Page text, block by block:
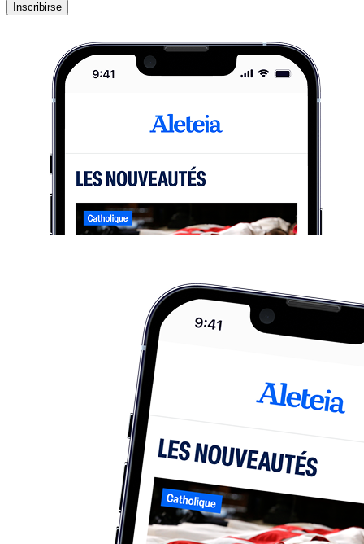
Inscribirse